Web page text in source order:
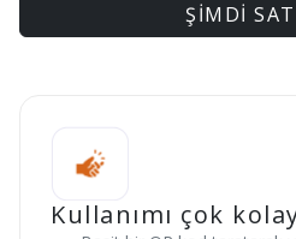
ŞİMDİ
Kullanımı çok